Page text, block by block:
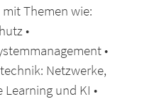
Themen wie:
•
•
Netzwerke,
Learning und KI •